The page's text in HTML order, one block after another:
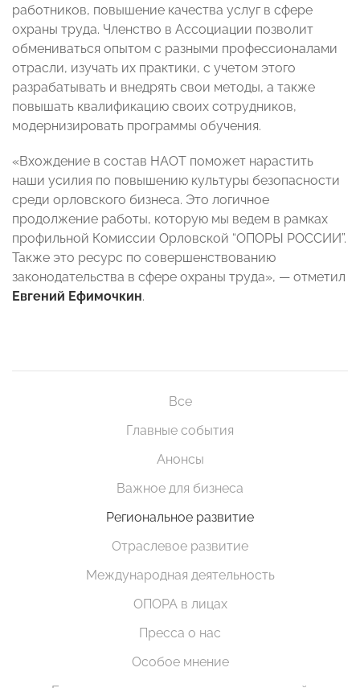
работников, повышение качества услуг в сфере
охраны труда. Членство в Ассоциации позволит
обмениваться опытом с разными профессионалами
отрасли, изучать их практики, с учетом этого
разрабатывать и внедрять свои методы, а также
повышать квалификацию своих сотрудников,
модернизировать программы обучения.
«Вхождение в состав НАОТ поможет нарастить
наши усилия по повышению культуры безопасности
среди орловского бизнеса. Это логичное
продолжение работы, которую мы ведем в рамках
профильной Комиссии Орловской “ОПОРЫ РОССИИ”.
Также это ресурс по совершенствованию
законодательства в сфере охраны труда», — отметил
Евгений Ефимочкин.
Все
Главные события
Анонсы
Важное для бизнеса
Региональное развитие
Отраслевое развитие
Международная деятельность
ОПОРА в лицах
Пресса о нас
Особое мнение